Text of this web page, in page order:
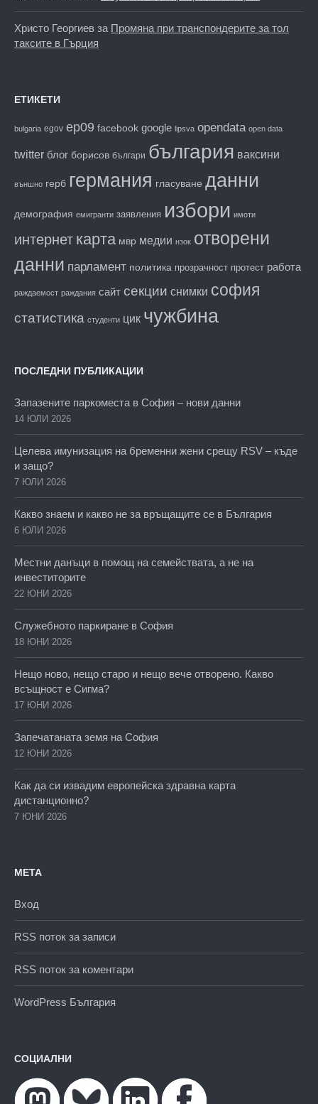
Христо Георгиев за Промяна при транспондерите за тол
таксите в Гърция
ЕТИКЕТИ
bulgaria egov ep09 facebook google lipsva opendata open data
twitter блог борисов българи българия ваксини
външно герб германия гласуване данни
демография емигранти заявления избори имоти
интернет карта мвр медии нзок отворени
данни парламент политика прозрачност протест работа
раждаемост раждания сайт секции снимки софия
статистика студенти цик чужбина
ПОСЛЕДНИ ПУБЛИКАЦИИ
Запазените паркоместа в София – нови данни
14 ЮЛИ 2026
Целева имунизация на бременни жени срещу RSV – къде
и защо?
7 ЮЛИ 2026
Какво знаем и какво не за връщащите се в България
6 ЮЛИ 2026
Местни данъци в помощ на семействата, а не на
инвеститорите
22 ЮНИ 2026
Служебното паркиране в София
18 ЮНИ 2026
Нещо ново, нещо старо и нещо вече отворено. Какво
всъщност е Сигма?
17 ЮНИ 2026
Запечатаната земя на София
12 ЮНИ 2026
Как да си извадим европейска здравна карта
дистанционно?
7 ЮНИ 2026
МЕТА
Вход
RSS поток за записи
RSS поток за коментари
WordPress България
СОЦИАЛНИ